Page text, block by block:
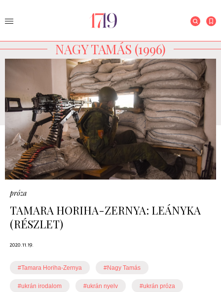
NAGY TAMÁS (1996)
próza
TAMARA HORIHA-ZERNYA: LEÁNYKA
(RÉSZLET)
2020.11.19.
#Tamara Horiha-Zernya #Nagy Tamás
#ukrán irodalom #ukrán nyelv #ukrán próza